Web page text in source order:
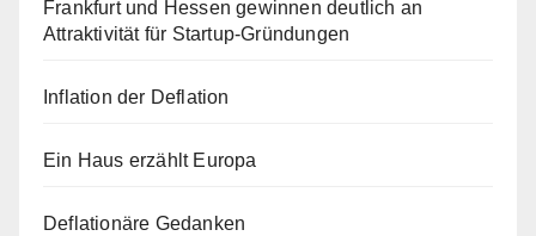
Frankfurt und Hessen gewinnen deutlich an
Attraktivität für Startup-Gründungen
Inflation der Deflation
Ein Haus erzählt Europa
Deflationäre Gedanken